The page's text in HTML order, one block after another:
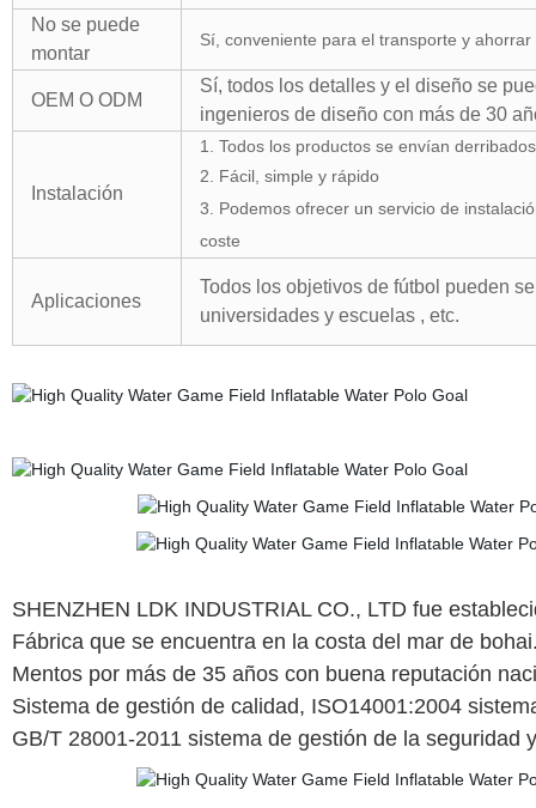
No se puede
montar
Sí, conveniente para el transporte y ahorrar
OEM O ODM
Sí, todos los detalles y el diseño se
ingenieros de diseño con más de 30
Instalación
1. Todos los productos se envían derribados
2. Fácil, simple y rápido
3. Podemos ofrecer un servicio de
coste
Aplicaciones
Todos los objetivos de fútbol pueden
universidades y escuelas , etc.
SHENZHEN LDK INDUSTRIAL CO., LTD fue
Fábrica que se encuentra en la costa del mar de
Mentos por más de 35 años con buena reputación
Sistema de gestión de calidad, ISO14001:2004
GB/T 28001-2011 sistema de gestión de la seguridad